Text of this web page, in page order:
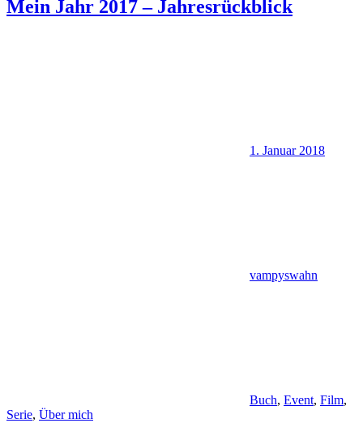
Mein Jahr 2017 – Jahresrückblick
1. Januar 2018
vampyswahn
Buch, Event, Film,
Serie, Über mich